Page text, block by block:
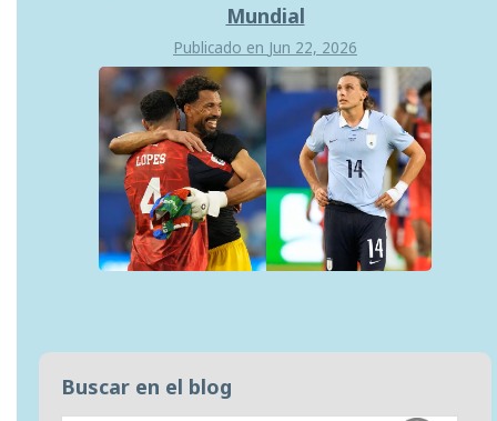
Mundial
Publicado en Jun 22, 2026
Buscar en el blog